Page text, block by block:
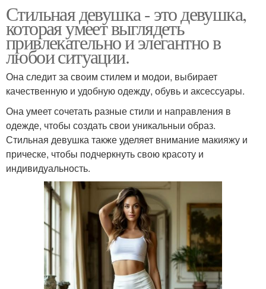
Стильная девушка - это девушка,
которая умеет выглядеть
привлекательно и элегантно в
любои ситуации.
Она следит за своим стилем и модои, выбирает
качественную и удобную одежду, обувь и аксессуары.
Она умеет сочетать разные стили и направления в
одежде, чтобы создать свои уникальныи образ.
Стильная девушка также уделяет внимание макияжу и
прическе, чтобы подчеркнуть свою красоту и
индивидуальность.